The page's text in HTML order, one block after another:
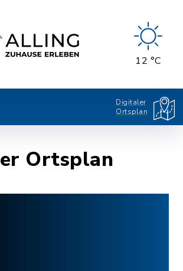
12 °C
Digitaler
Ortsplan
Ortsplan